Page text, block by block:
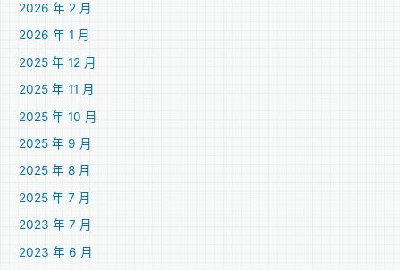
2026 年 2 月
2026 年 1 月
2025 年 12 月
2025 年 11 月
2025 年 10 月
2025 年 9 月
2025 年 8 月
2025 年 7 月
2023 年 7 月
2023 年 6 月